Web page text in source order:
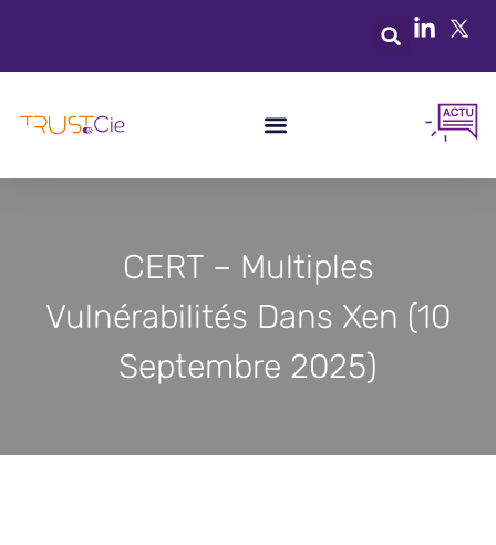
CERT – Multiples
Vulnérabilités Dans Xen (10
Septembre 2025)